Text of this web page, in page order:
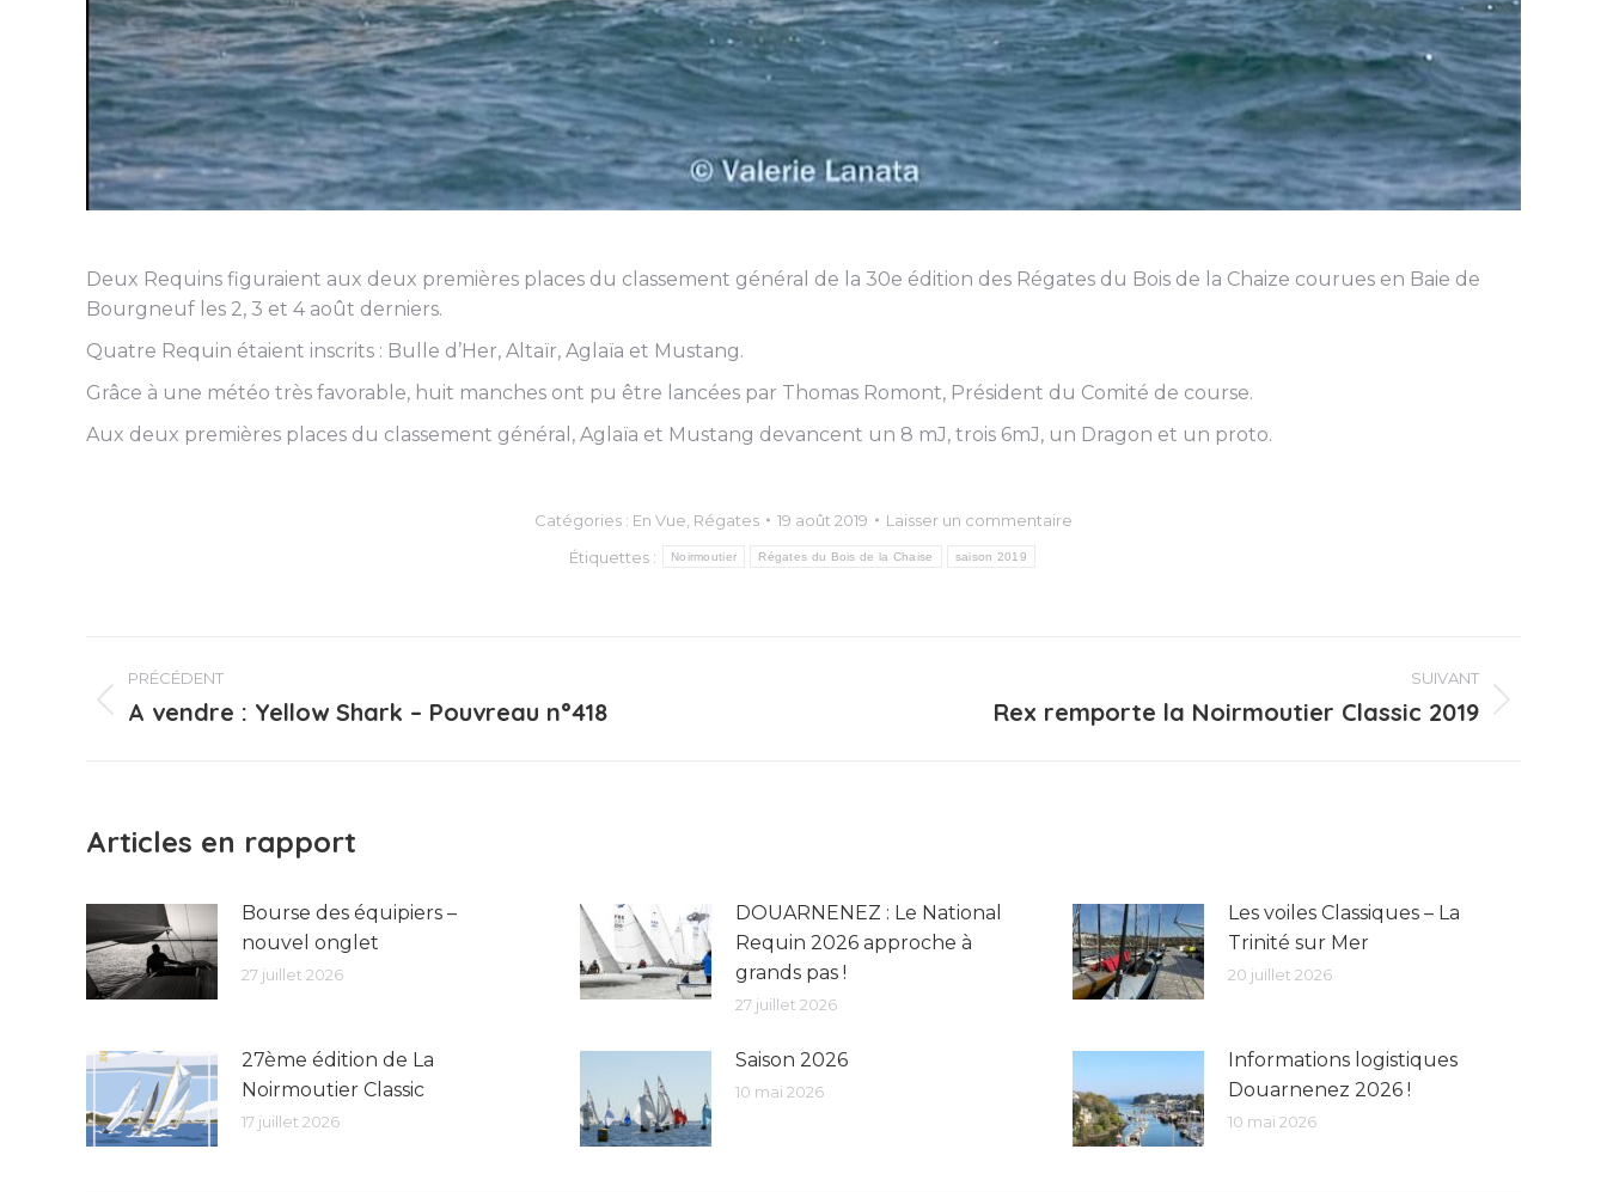
Deux Requins figuraient aux deux premières places du classement général de la 30e édition des Régates du Bois de la Chaize courues en Baie de
Bourgneuf les 2, 3 et 4 août derniers.
Quatre Requin étaient inscrits : Bulle d’Her, Altaïr, Aglaïa et Mustang.
Grâce à une météo très favorable, huit manches ont pu être lancées par Thomas Romont, Président du Comité de course.
Aux deux premières places du classement général, Aglaïa et Mustang devancent un 8 mJ, trois 6mJ, un Dragon et un proto.
Catégories : En Vue, Régates 19 août 2019
Laisser un commentaire
Étiquettes :
Noirmoutier Régates du Bois de la Chaise saison 2019
Navigation
article
PRÉCÉDENT
Article
A vendre : Yellow Shark – Pouvreau n°418
SUIVANT
Rex remporte la Noirmoutier Classic 2019
Articles en rapport
Bourse des équipiers –
nouvel onglet
27 juillet 2026
DOUARNENEZ : Le National
Requin 2026 approche à
grands pas !
27 juillet 2026
Les voiles Classiques – La
Trinité sur Mer
20 juillet 2026
27ème édition de La
Noirmoutier Classic
17 juillet 2026
Saison 2026
10 mai 2026
Informations logistiques
Douarnenez 2026 !
10 mai 2026